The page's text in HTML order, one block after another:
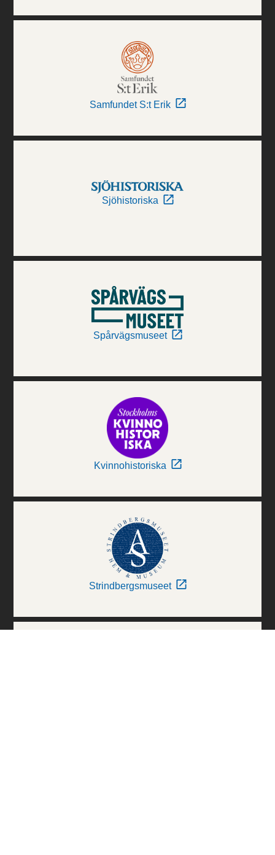
Samfundet S:t Erik
Sjöhistoriska
Spårvägsmuseet
Kvinnohistoriska
Strindbergsmuseet